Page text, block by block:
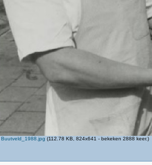
Buutveld_1988.jpg (112.78 KB, 824x641 - bekeken 2888 keer.)